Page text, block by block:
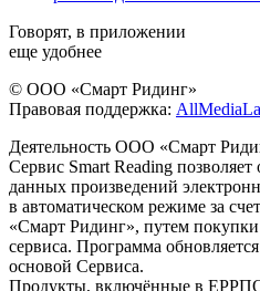
Говорят, в приложении
еще удобнее
© ООО «Смарт Ридинг»
Правовая поддержка:
Деятельность ООО «Смарт
Сервис Smart Reading позволяет
данных произведений
в автоматическом режиме за
«Смарт Ридинг», путем
сервиса. Программа
основой Сервиса.
Продукты, включённые в